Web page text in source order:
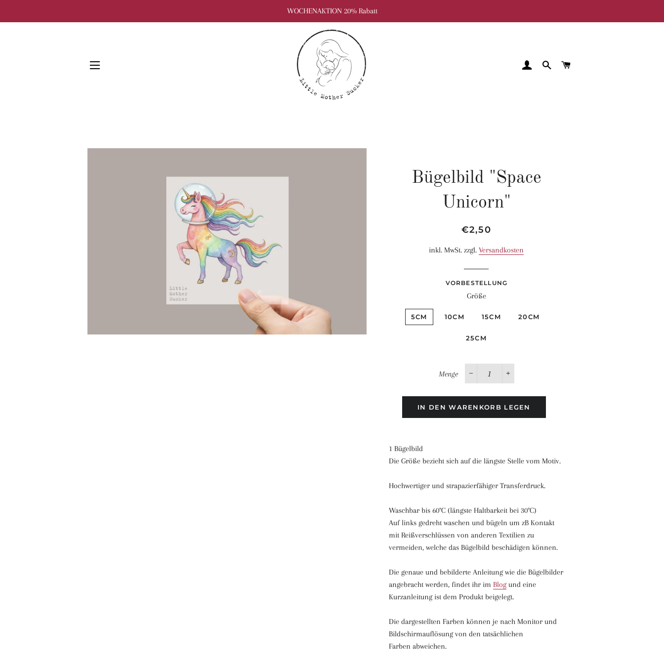
WOCHENAKTION 20% Rabatt
EINLOGGEN
SUCHE
Bügelbild "Space
Unicorn"
Normaler
Sonderpreis
€2,50
inkl. MwSt. zzgl.Versandkosten
VORBESTELLUNG
Größe
5CM 10CM 15CM 20CM
25CM
Menge
−
+
IN DEN WARENKORB LEGEN
1 Bügelbild
Die Größe bezieht sich auf die längste Stelle vom Motiv.
Hochwertiger und strapazierfähiger Transferdruck.
Waschbar bis 60°C (längste Haltbarkeit bei 30°C)
Auf links gedreht waschen und bügeln um zB Kontakt
mit Reißverschlüssen von anderen Textilien zu
vermeiden, welche das Bügelbild beschädigen können.
Die genaue und bebilderte Anleitung wie die Bügelbilder
angebracht werden, findet ihr im Blogund eine
Kurzanleitung ist dem Produkt beigelegt.
Die dargestellten Farben können je nach Monitor und
Bildschirmauflösung von den tatsächlichen
Farben abweichen.